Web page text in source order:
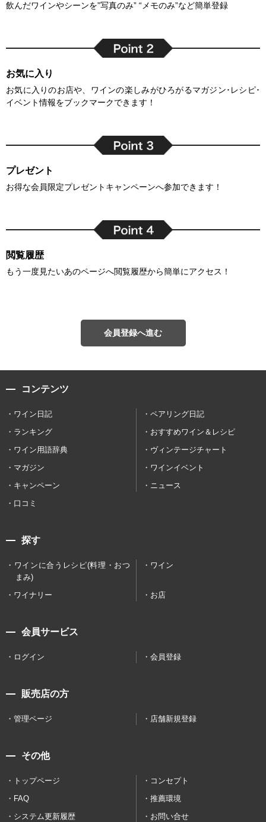
飲んだワインやシーンを”写真のみ” “メモのみ”など簡単登録
お気に入り
お気に入りのお店や、ワインの楽しみがひろがるマガジン･レシピ･
イベント情報をブックマークできます！
プレゼント
お得な会員限定プレゼントキャンペーンへ参加できます！
閲覧履歴
もう一度見たいあのページへ閲覧履歴から簡単にアクセス！
会員登録へ進む
コンテンツ
ワイン日記
ペアリング日記
ランキング
おすすめワイン＆レシピ
ワイン用語辞典
ヴィンテージチャート
マガジン
ワインイベント
キャンペーン
ニュース
口コミ
探す
ワインに合うレシピ(料理・おつ
まみ)
ワイン
ワイナリー お店
会員サービス
ログイン 会員登録
販売店の方
管理ページ 店舗新規登録
その他
トップページ
コンセプト
FAQ
推薦環境
システム更新履歴
お問い合せ